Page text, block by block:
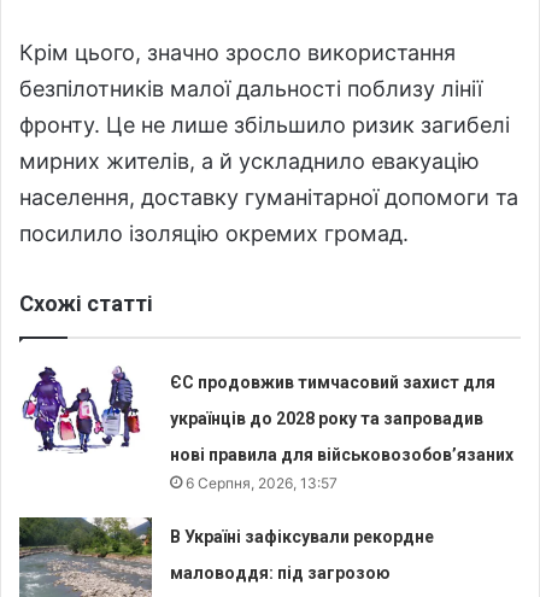
Крім цього, значно зросло використання
безпілотників малої дальності поблизу лінії
фронту. Це не лише збільшило ризик загибелі
мирних жителів, а й ускладнило евакуацію
населення, доставку гуманітарної допомоги та
посилило ізоляцію окремих громад.
Схожі статті
ЄС продовжив тимчасовий захист для
українців до 2028 року та запровадив
нові правила для військовозобов’язаних
6 Серпня, 2026, 13:57
В Україні зафіксували рекордне
маловоддя: під загрозою